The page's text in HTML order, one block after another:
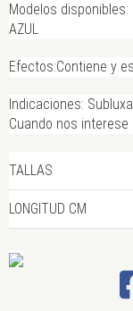
3
Modelos disponibles:
AZUL
Efectos:Contiene y
Indicaciones:
Cuando nos
TALLAS
LONGITUD CM